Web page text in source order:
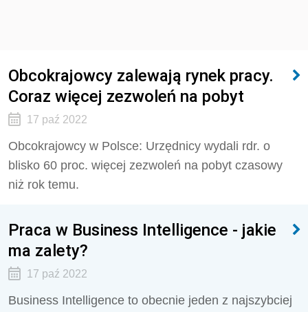
Obcokrajowcy zalewają rynek pracy.
Coraz więcej zezwoleń na pobyt
17 paź 2022
Obcokrajowcy w Polsce: Urzędnicy wydali rdr. o
blisko 60 proc. więcej zezwoleń na pobyt czasowy
niż rok temu.
Praca w Business Intelligence - jakie
ma zalety?
17 paź 2022
Business Intelligence to obecnie jeden z najszybciej